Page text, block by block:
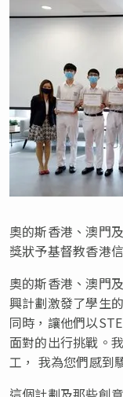
奧的斯香港、澳門
獎狀予基督教香港
奧的斯香港、澳門
興計劃激發了學生
同時，讓他們以
面對的出行挑戰。
工， 我為您們感到